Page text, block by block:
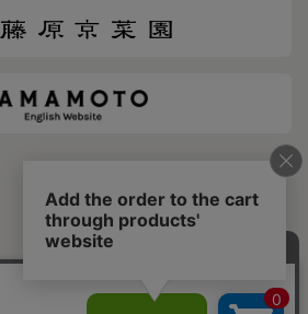
採用について
プライバシーポリシー